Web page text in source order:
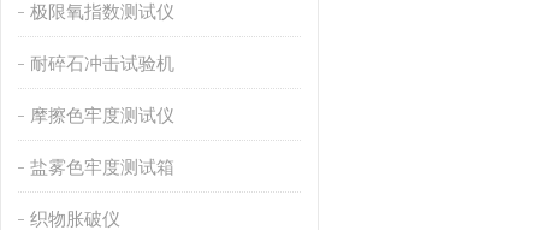
极限氧指数测试仪
耐碎石冲击试验机
摩擦色牢度测试仪
盐雾色牢度测试箱
织物胀破仪